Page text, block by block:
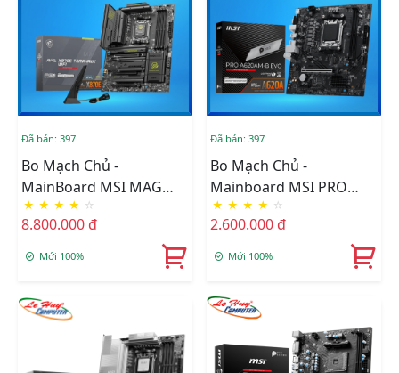
Đã bán: 397
Bo Mạch Chủ -
MainBoard MSI MAG
X870E TOMAHAWK WIFI
AM5
★ ★ ★ ★ ☆
8.800.000 đ
Mới 100%
Đã bán: 397
Bo Mạch Chủ -
Mainboard MSI PRO
A620AM-B EVO AM5
DDR5
★ ★ ★ ★ ☆
2.600.000 đ
Mới 100%